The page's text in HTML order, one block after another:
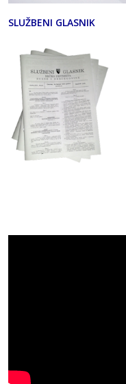
SLUŽBENI GLASNIK